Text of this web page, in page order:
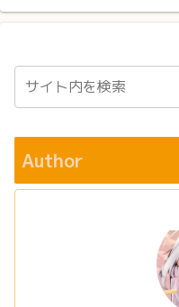
Author